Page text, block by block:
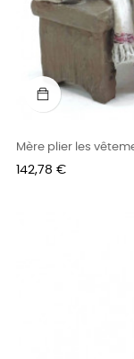
Mère plier les
Prix
142,78 €